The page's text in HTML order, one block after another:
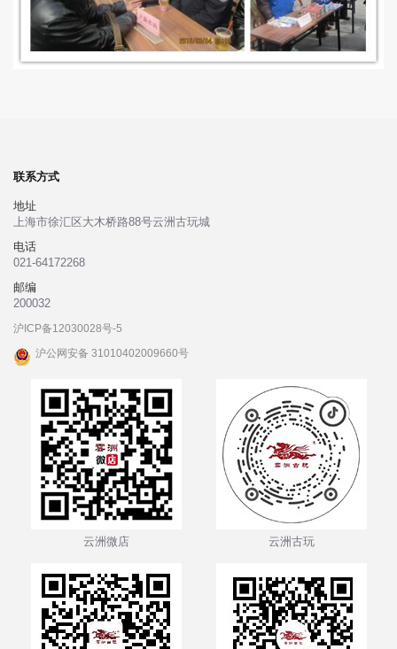
联系方式
地址
上海市徐汇区大木桥路88号云洲古玩城
电话
021-64172268
邮编
200032
沪ICP备12030028号-5
沪公网安备 31010402009660号
云洲微店 云洲古玩